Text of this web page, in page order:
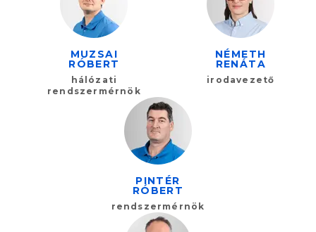
MUZSAI
RÓBERT
hálózati
rendszermérnök
NÉMETH
RENÁTA
irodavezető
PINTÉR
RÓBERT
rendszermérnök